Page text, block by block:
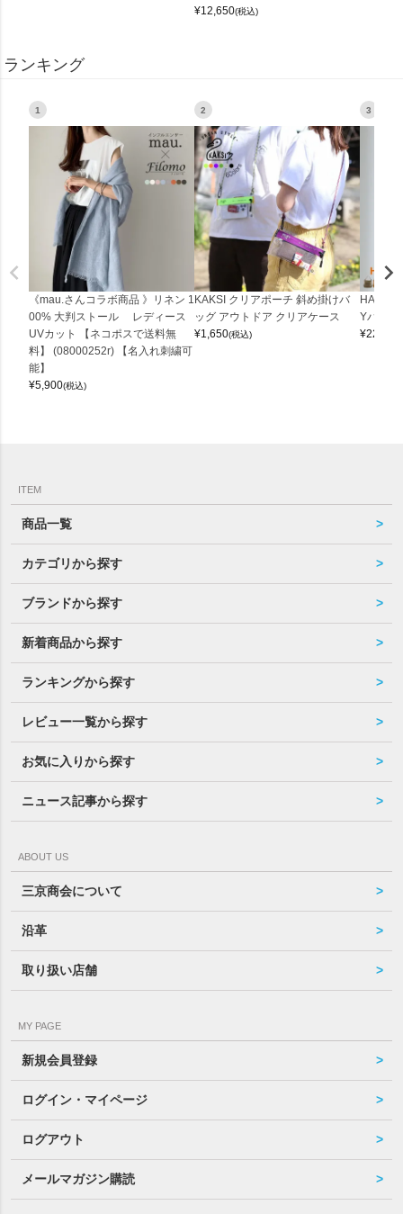
¥12,650(税込)
ランキング
1
《mau.さんコラボ商品 》リネン 1
00% 大判ストール レディース
UVカット 【ネコポスで送料無
料】 (08000252r) 【名入れ刺繍可
能】
¥5,900(税込)
2
KAKSI クリアポーチ 斜め掛けバ
ッグ アウトドア クリアケース
¥1,650(税込)
3
Yバッグ
¥22,000
ITEM
商品一覧
カテゴリから探す
ブランドから探す
新着商品から探す
ランキングから探す
レビュー一覧から探す
お気に入りから探す
ニュース記事から探す
ABOUT US
三京商会について
沿革
取り扱い店舗
MY PAGE
新規会員登録
ログイン・マイページ
ログアウト
メールマガジン購読